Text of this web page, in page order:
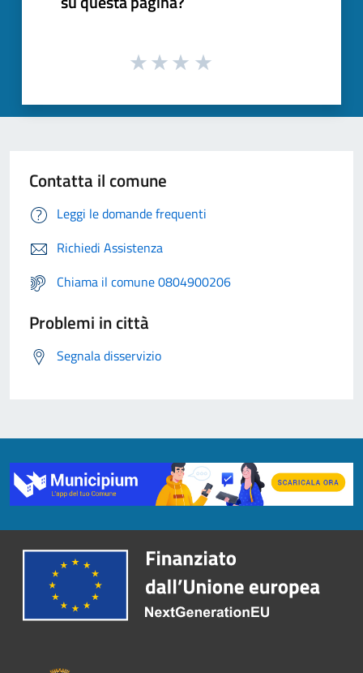
Contatta il comune
Leggi le domande frequenti
Richiedi Assistenza
Chiama il comune 0804900206
Problemi in città
Segnala disservizio